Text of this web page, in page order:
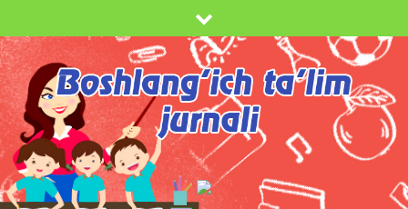
to
content
BT-
BOSHLANG'ICH TA'LIM JURNALI